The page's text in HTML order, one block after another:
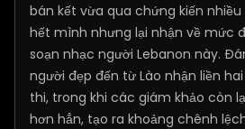
bán kết vừa qua chứng kiến
hết mình nhưng lại nhận về mức
soạn nhạc người Lebanon này.
người đẹp đến từ Lào nhận liền
thi, trong khi các giám khảo còn
hơn hẳn, tạo ra khoảng chênh